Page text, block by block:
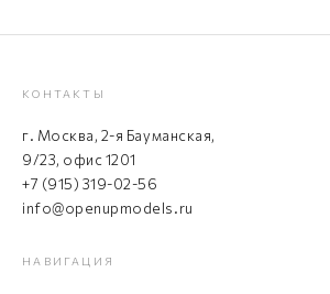
КОНТАКТЫ
г. Москва, 2-я Бауманская,
9/23, офис 1201
+7 (915) 319-02-56
info@openupmodels.ru
НАВИГАЦИЯ